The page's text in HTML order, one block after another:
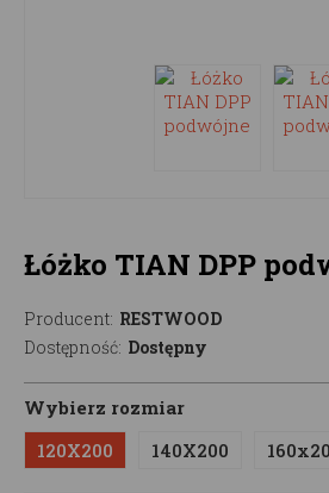
Łóżko TIAN DPP
Producent: RESTWOOD
Dostępność: Dostępny
Wybierz rozmiar
120X200
140X200